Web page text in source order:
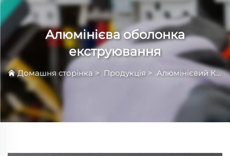
Алюмінієва оболонка
екструювання
Домашня сторінка > Продукція > Алюмінієвий Корпус